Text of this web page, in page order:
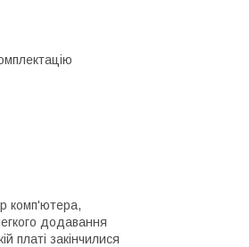
комп'ютера,
додавання
платі закінчилися